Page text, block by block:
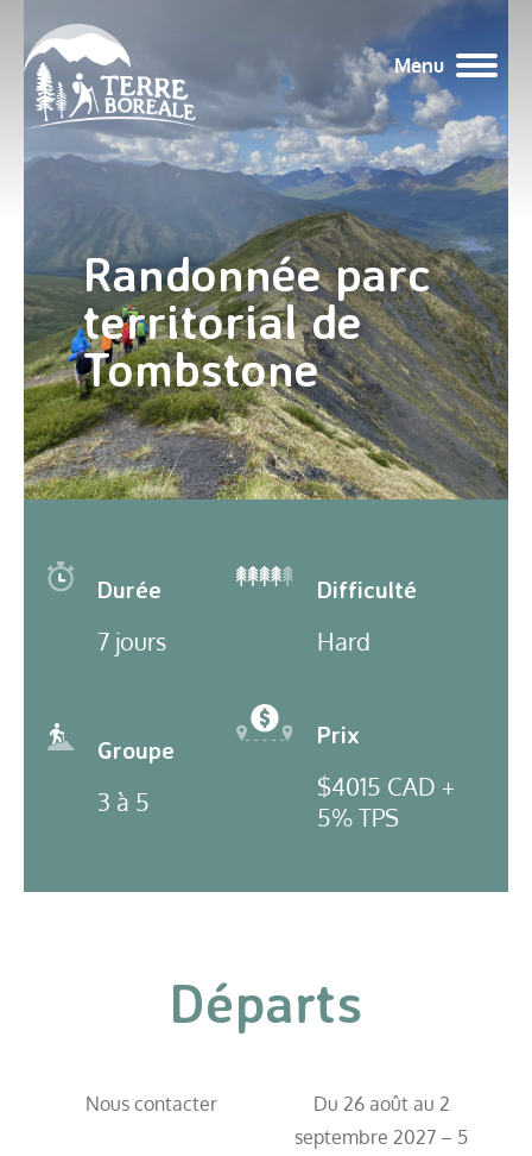
Menu
Randonnée parc
territorial de
Tombstone
Durée
7 jours
Difficulté
Hard
Groupe
3 à 5
Prix
$4015 CAD +
5% TPS
Départs
Nous contacter
Du 26 août au 2
septembre 2027 – 5